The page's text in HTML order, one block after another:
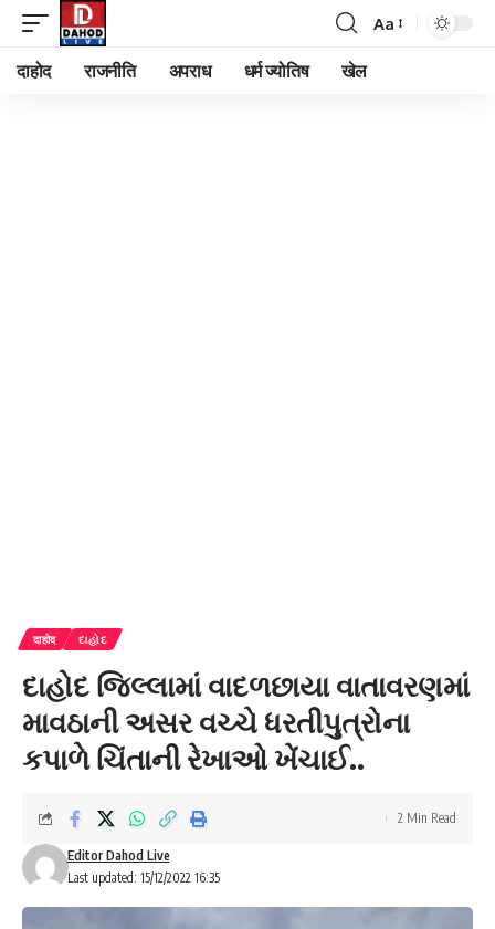
Font
Aa
दाहोद राजनीति अपराध धर्म ज्योतिष खेल
दाहोद દાહોદ
દાહોદ જિલ્લામાં વાદળછાયા વાતાવરણમાં
માવઠાની અસર વચ્ચે ધરતીપુત્રોના
કપાળે ચિંતાની રેખાઓ ખેંચાઈ..
Last updated: 15/12/2022 16:35
Editor Dahod Live
2 Min Read